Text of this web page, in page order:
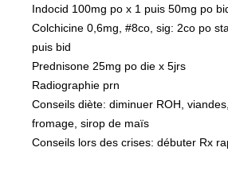
Indocid 100mg po x 1 puis 50mg po
Colchicine 0,6mg, #8co, sig: 2co po
puis bid
Prednisone 25mg po die x 5jrs
Radiographie prn
Conseils diète: diminuer ROH,
fromage, sirop de maïs
Conseils lors des crises: débuter Rx